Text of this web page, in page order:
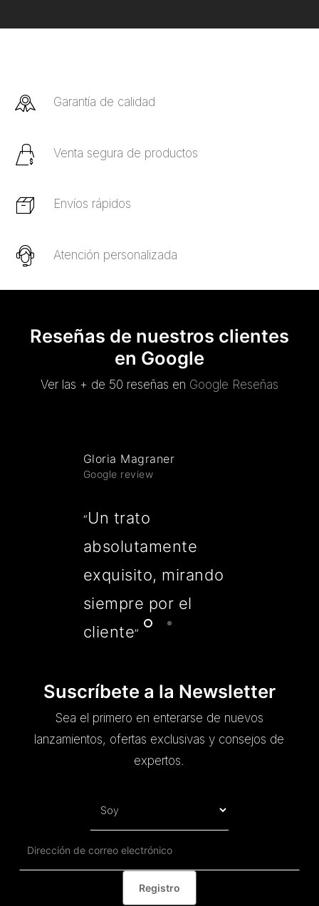
Garantía de calidad
Venta segura de productos
Envíos rápidos
Atención personalizada
Reseñas de nuestros clientes
en Google
Ver las + de 50 reseñas en Google Reseñas
Gloria Magraner
Google review
“Un trato
absolutamente
exquisito, mirando
siempre por el
cliente”
Suscríbete a la Newsletter
Sea el primero en enterarse de nuevos
lanzamientos, ofertas exclusivas y consejos de
expertos.